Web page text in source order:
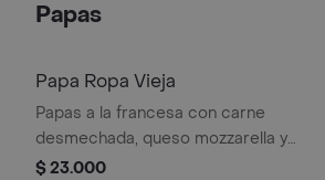
Papas
Papa Ropa Vieja
Papas a la francesa con carne
desmechada, queso mozzarella y
salsa especial.
$ 23.000